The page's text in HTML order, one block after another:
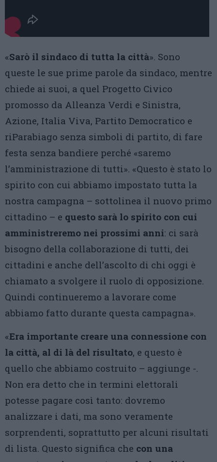
«Sarò il sindaco di tutta la città». Sono
queste le sue prime parole da sindaco, mentre
chiede ai suoi, a quel Progetto Civico
promosso da Alleanza Verdi e Sinistra,
Azione, Italia Viva, Partito Democratico e
riParabiago senza simboli di partito, di fare
festa senza bandiere perché «saremo
l’amministrazione di tutti». «Questo è stato lo
spirito con cui abbiamo impostato tutta la
nostra campagna – sottolinea il nuovo primo
cittadino – e questo sarà lo spirito con cui
amministreremo nei prossimi anni: ci sarà
bisogno della collaborazione di tutti, dei
cittadini e anche dell’ascolto di chi oggi è
chiamato a svolgere il ruolo di opposizione.
Quindi continueremo a lavorare come
abbiamo fatto durante questa campagna».
«Era importante creare una connessione con
la città, al di là del risultato, e questo è
quello che abbiamo costruito – aggiunge -.
Non era detto che in termini elettorali
potesse pagare così tanto: dovremo
analizzare i dati, ma sono veramente
sorprendenti, soprattutto per alcuni risultati
di lista. Questo significa che con una